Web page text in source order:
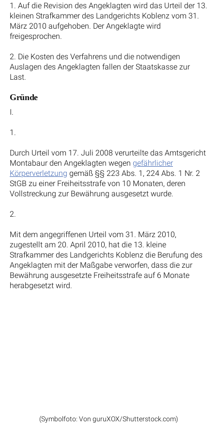
1. Auf die Revision des Angeklagten wird das Urteil der 13.
kleinen Strafkammer des Landgerichts Koblenz vom 31.
März 2010 aufgehoben. Der Angeklagte wird
freigesprochen.
2. Die Kosten des Verfahrens und die notwendigen
Auslagen des Angeklagten fallen der Staatskasse zur
Last.
Gründe
I.
1.
Durch Urteil vom 17. Juli 2008 verurteilte das Amtsgericht
Montabaur den Angeklagten wegen gefährlicher
Körperverletzung gemäß §§ 223 Abs. 1, 224 Abs. 1 Nr. 2
StGB zu einer Freiheitsstrafe von 10 Monaten, deren
Vollstreckung zur Bewährung ausgesetzt wurde.
2.
Mit dem angegriffenen Urteil vom 31. März 2010,
zugestellt am 20. April 2010, hat die 13. kleine
Strafkammer des Landgerichts Koblenz die Berufung des
Angeklagten mit der Maßgabe verworfen, dass die zur
Bewährung ausgesetzte Freiheitsstrafe auf 6 Monate
herabgesetzt wird.
(Symbolfoto: Von guruXOX/Shutterstock.com)